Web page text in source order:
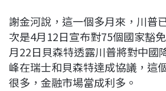
謝金河說，這一個多月來，川普
次是4月12日宣布對75個國家豁
月22日貝森特透露川普將對中國
峰在瑞士和貝森特達成協議，這
很多，金融市場當成利多。